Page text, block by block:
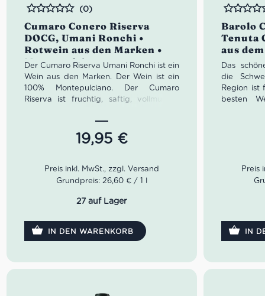
Cumaro Conero Riserva
DOCG, Umani Ronchi •
Rotwein aus den Marken •
Montepulciano
Bewertet
(0)
Der Cumaro Riserva Umani Ronchi ist ein
Wein aus den Marken. Der Wein ist ein
100% Montepulciano. Der Cumaro
Riserva ist fruchtig, saftig, vollmundig
sich zusammen mit gegrilltem Fleisch
und Wildfleisch essen, gereifte und
würzige Käse passen auch gut
Eigenschaften von dem San Lorenzo
Tiefes Rubinrot mit
Geruch:Intensives Bouquet, aus
dem sofort eine schöne reife
hervorgeht, auf einem würzigen
19,95 €
Grundpreis: 26,60 € / 1 l
27 auf Lager
IN DEN WARENKORB
Barolo
Tenuta
aus
Bewertet
Das
die
Region ist
besten
dieser
die
Platz ist
Denn
auch
dieser
Cascina
und
IN